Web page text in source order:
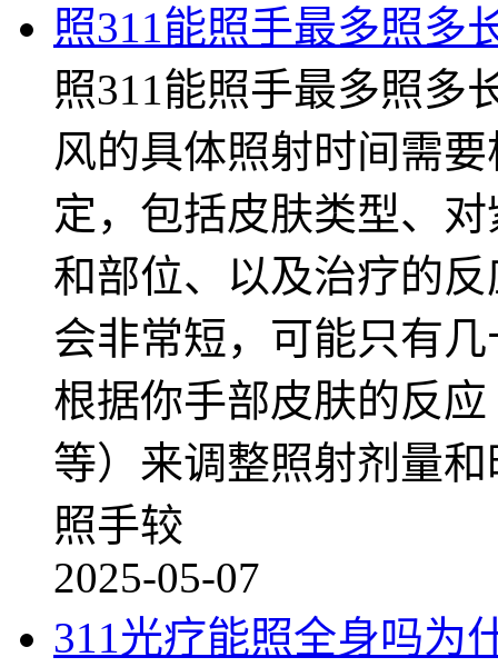
照311能照手最多照多
照311能照手最多照多
风的具体照射时间需
定，包括皮肤类型、
和部位、以及治疗的
会非常短，可能只有
根据你手部皮肤的反
等）来调整照射剂量
照手较
2025-05-07
311光疗能照全身吗为